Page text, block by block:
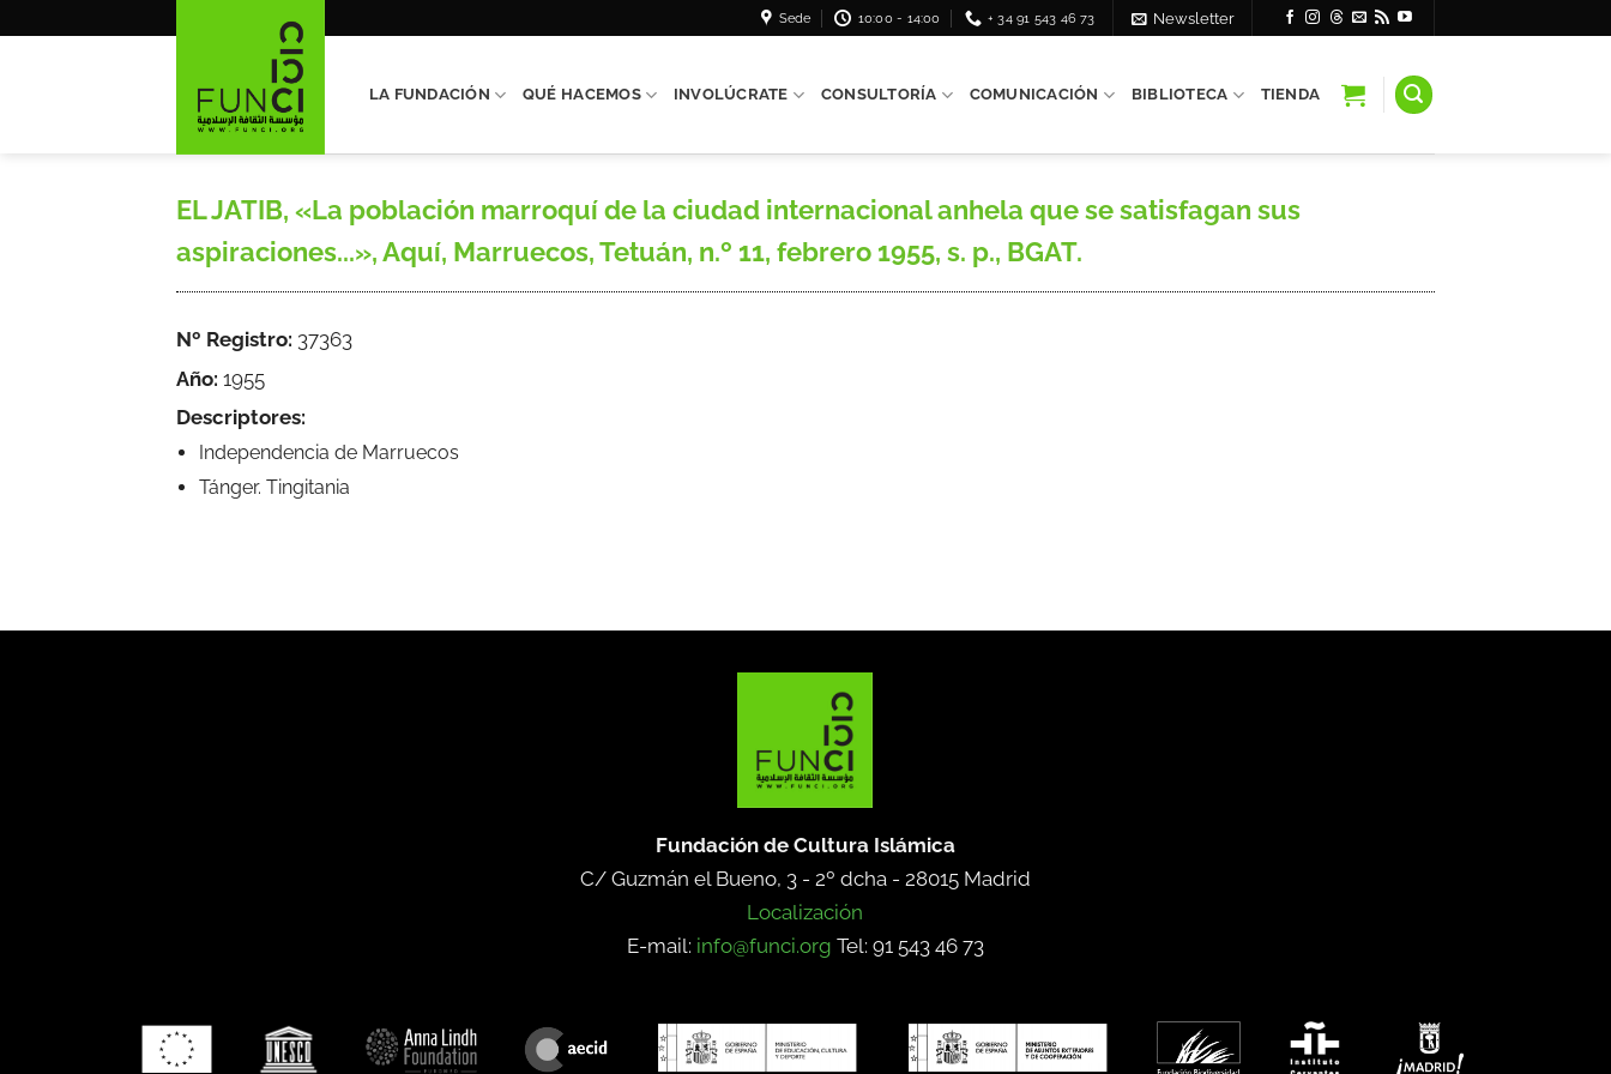
Sede 10:00 - 14:00 + 34 91 543 46 73 Newsletter
LA FUNDACIÓN QUÉ HACEMOS INVOLÚCRATE CONSULTORÍA COMUNICACIÓN BIBLIOTECA TIENDA
EL JATIB, «La población marroquí de la ciudad internacional anhela que se satisfagan sus
aspiraciones...», Aquí, Marruecos, Tetuán, n.º 11, febrero 1955, s. p., BGAT.
Nº Registro: 37363
Año: 1955
Descriptores:
Independencia de Marruecos
Tánger. Tingitania
Fundación de Cultura Islámica
C/ Guzmán el Bueno, 3 - 2º dcha - 28015 Madrid
Localización
E-mail: info@funci.org Tel: 91 543 46 73